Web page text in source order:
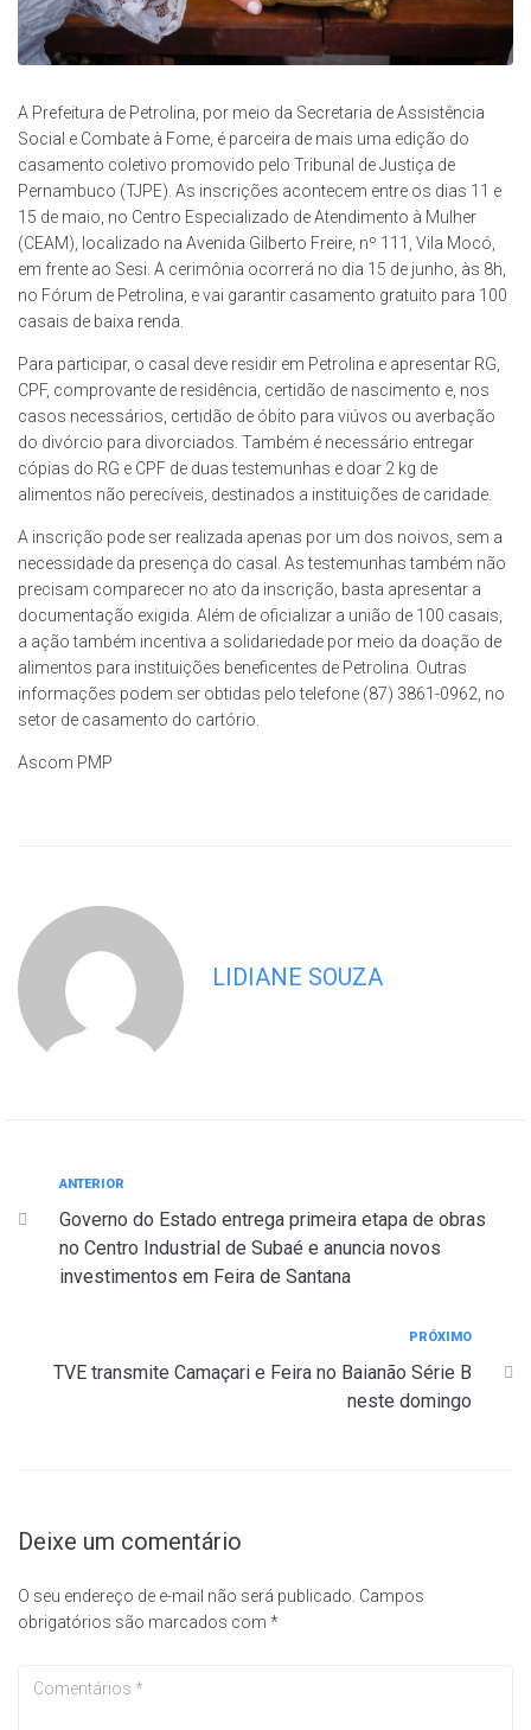
A Prefeitura de Petrolina, por meio da Secretaria de Assistência
Social e Combate à Fome, é parceira de mais uma edição do
casamento coletivo promovido pelo Tribunal de Justiça de
Pernambuco (TJPE). As inscrições acontecem entre os dias 11 e
15 de maio, no Centro Especializado de Atendimento à Mulher
(CEAM), localizado na Avenida Gilberto Freire, nº 111, Vila Mocó,
em frente ao Sesi. A cerimônia ocorrerá no dia 15 de junho, às 8h,
no Fórum de Petrolina, e vai garantir casamento gratuito para 100
casais de baixa renda.
Para participar, o casal deve residir em Petrolina e apresentar RG,
CPF, comprovante de residência, certidão de nascimento e, nos
casos necessários, certidão de óbito para viúvos ou averbação
do divórcio para divorciados. Também é necessário entregar
cópias do RG e CPF de duas testemunhas e doar 2 kg de
alimentos não perecíveis, destinados a instituições de caridade.
A inscrição pode ser realizada apenas por um dos noivos, sem a
necessidade da presença do casal. As testemunhas também não
precisam comparecer no ato da inscrição, basta apresentar a
documentação exigida. Além de oficializar a união de 100 casais,
a ação também incentiva a solidariedade por meio da doação de
alimentos para instituições beneficentes de Petrolina. Outras
informações podem ser obtidas pelo telefone (87) 3861-0962, no
setor de casamento do cartório.
Ascom PMP
LIDIANE SOUZA
ANTERIOR
Governo do Estado entrega primeira etapa de obras
no Centro Industrial de Subaé e anuncia novos
investimentos em Feira de Santana
PRÓXIMO
TVE transmite Camaçari e Feira no Baianão Série B
neste domingo
Deixe um comentário
O seu endereço de e-mail não será publicado. Campos
obrigatórios são marcados com *